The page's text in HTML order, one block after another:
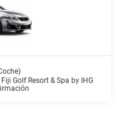
Golf Resort & Spa by IHG